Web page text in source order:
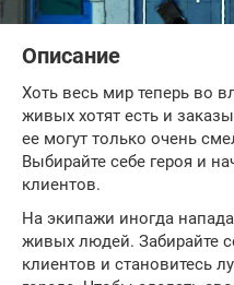
Описание
Хоть весь мир теперь во
живых хотят есть и
ее могут только очень
Выбирайте себе героя и
клиентов.
На экипажи иногда
живых людей. Забирайте
клиентов и становитесь